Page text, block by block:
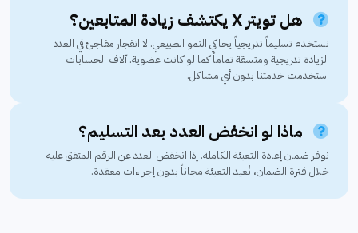
هل تويتر X يكتشف زيادة المتابعين؟
نستخدم تسليماً تدريجياً يحاكي النمو الطبيعي. لا انفجار مفاجئ في العدد
الزيادة تدريجية ومتسقة تماماً كما لو كانت عضوية. آلاف الحسابات
استخدمت خدمتنا بدون أي مشاكل.
ماذا لو انخفض العدد بعد التسليم؟
نوفر ضمان إعادة التعبئة الكاملة. إذا انخفض العدد عن الرقم المتفق عليه
خلال فترة الضمان، نُعيد التعبئة مجاناً بدون إجراءات معقدة.